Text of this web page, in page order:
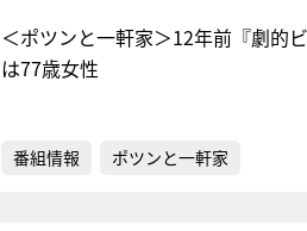
＜ポツンと一軒家＞12年前『劇的
は77歳女性
番組情報 ポツンと一軒家